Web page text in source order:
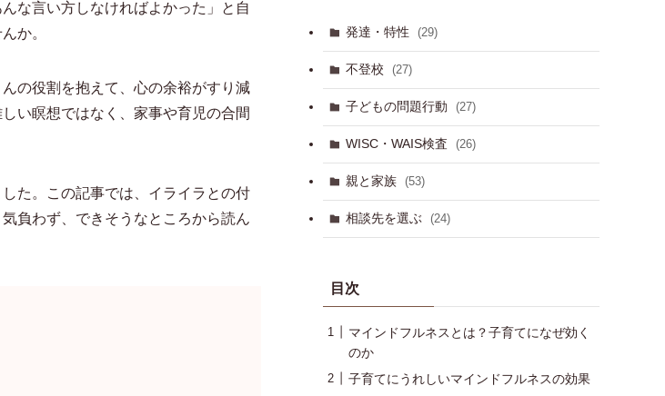
な言い方しなければよかった」と自
か。
の役割を抱えて、心の余裕がすり減
い瞑想ではなく、家事や育児の合間
た。この記事では、イライラとの付
負わず、できそうなところから読ん
発達・特性 (29)
不登校 (27)
子どもの問題行動 (27)
WISC・WAIS検査 (26)
親と家族 (53)
相談先を選ぶ (24)
目次
マインドフルネスとは？子育てになぜ効く
のか
子育てにうれしいマインドフルネスの効果